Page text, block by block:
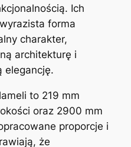
Ich
forma
charakter,
architekturę i
elegancję.
to 219 mm
oraz 2900 mm
proporcje i
że